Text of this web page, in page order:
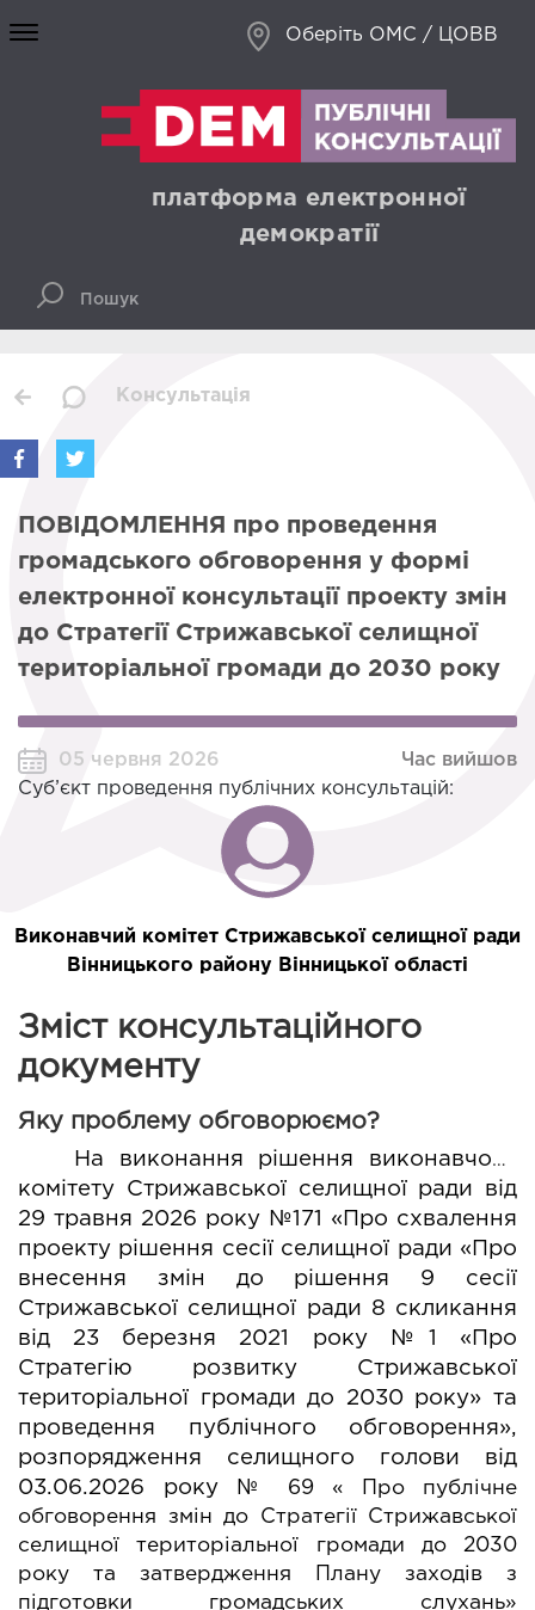
Оберіть ОМС / ЦОВВ
платформа електронної
демократії
Консультація
ПОВІДОМЛЕННЯ про проведення
громадського обговорення у формі
електронної консультації проекту змін
до Стратегії Стрижавської селищної
територіальної громади до 2030 року
05 червня 2026
Час вийшов
Суб’єкт проведення публічних консультацій:
Виконавчий комітет Стрижавської селищної ради
Вінницького району Вінницької області
Зміст консультаційного
документу
Яку проблему обговорюємо?
На виконання рішення виконавчого
комітету Стрижавської селищної ради від
29 травня 2026 року №171 «Про схвалення
проекту рішення сесії селищної ради «Про
внесення змін до рішення 9 сесії
Стрижавської селищної ради 8 скликання
від 23 березня 2021 року №1 «Про
Стратегію розвитку Стрижавської
територіальної громади до 2030 року» та
проведення публічного обговорення»,
розпорядження селищного голови від
03.06.2026 року
№ 69 « Про публічне
обговорення змін до Стратегії Стрижавської
селищної територіальної громади до 2030
року та затвердження Плану заходів з